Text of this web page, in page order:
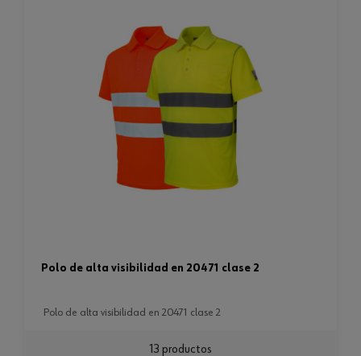
polo de alta visibilidad en 20471 clase 2
polo de alta visibilidad en 20471 clase 2
13 productos